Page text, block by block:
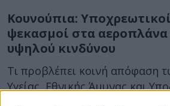
Κουνούπια:
ψεκασμοί στα
υψηλού κινδύνου
Τι προβλέπει κοινή απόφαση
Υγείας, Εθνικής Άμυνας και